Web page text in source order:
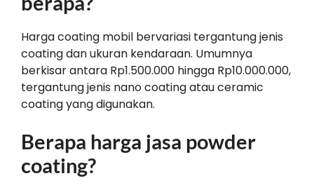
Harga coating mobil bervariasi tergantung jenis
coating dan ukuran kendaraan. Umumnya
berkisar antara Rp1.500.000 hingga Rp10.000.000,
tergantung jenis nano coating atau ceramic
coating yang digunakan.
Berapa harga jasa powder
coating?